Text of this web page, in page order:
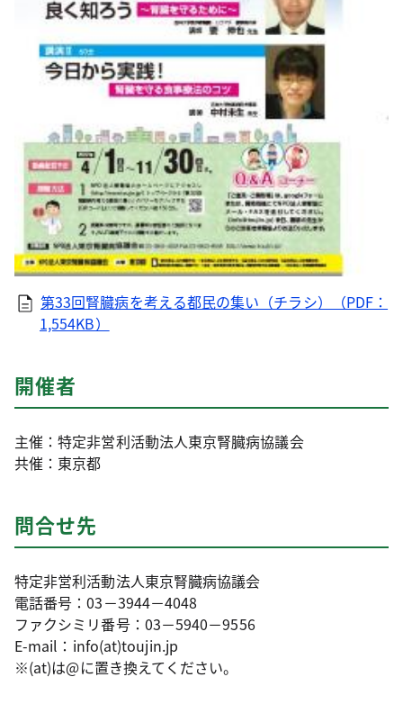
第33回腎臓病を考える都民の集い（チラシ）（PDF：
1,554KB）
開催者
主催：特定非営利活動法人東京腎臓病協議会
共催：東京都
問合せ先
特定非営利活動法人東京腎臓病協議会
電話番号：03－3944－4048
ファクシミリ番号：03－5940－9556
E-mail：info(at)toujin.jp
※(at)は@に置き換えてください。